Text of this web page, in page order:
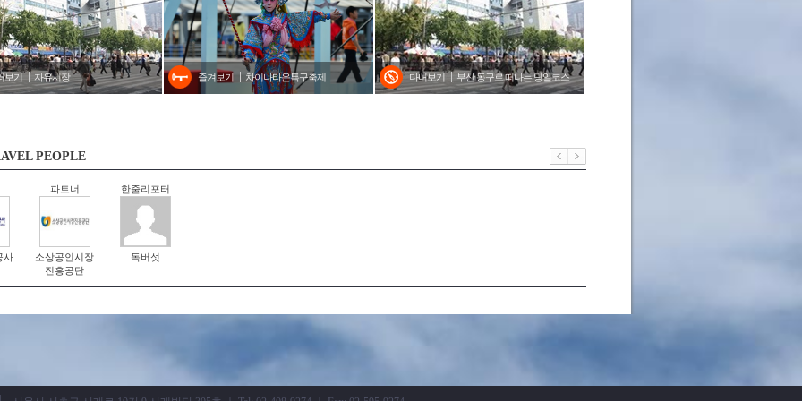
보기 자유시장 다녀보기 부산 동구로 떠나는 당일코스
즐겨보기 차이나타운특구축제
PEOPLE
사
파트너
소상공인시장
진흥공단
한줄리포터
독버섯